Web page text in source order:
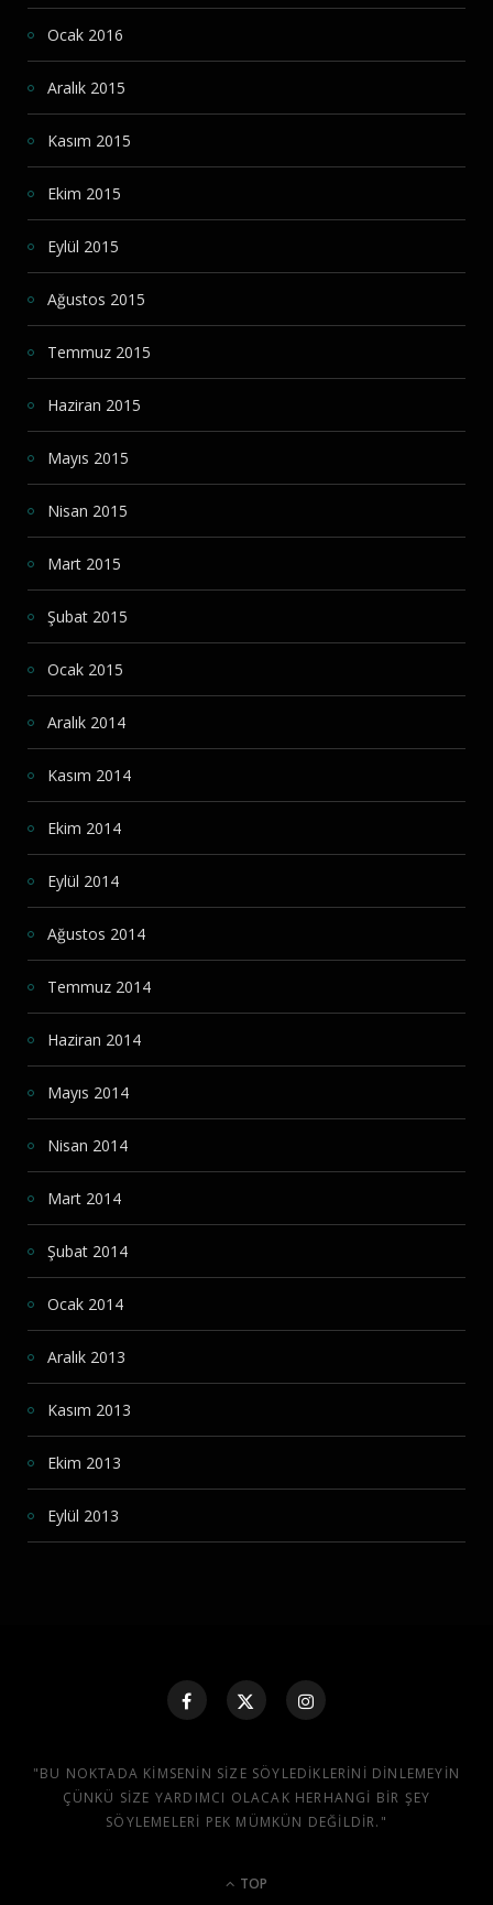
Ocak 2016
Aralık 2015
Kasım 2015
Ekim 2015
Eylül 2015
Ağustos 2015
Temmuz 2015
Haziran 2015
Mayıs 2015
Nisan 2015
Mart 2015
Şubat 2015
Ocak 2015
Aralık 2014
Kasım 2014
Ekim 2014
Eylül 2014
Ağustos 2014
Temmuz 2014
Haziran 2014
Mayıs 2014
Nisan 2014
Mart 2014
Şubat 2014
Ocak 2014
Aralık 2013
Kasım 2013
Ekim 2013
Eylül 2013
"BU NOKTADA KIMSENIN SIZE SÖYLEDIKLERINI DINLEMEYIN
ÇÜNKÜ SIZE YARDIMCI OLACAK HERHANGI BIR ŞEY
SÖYLEMELERI PEK MÜMKÜN DEĞILDIR."
TOP